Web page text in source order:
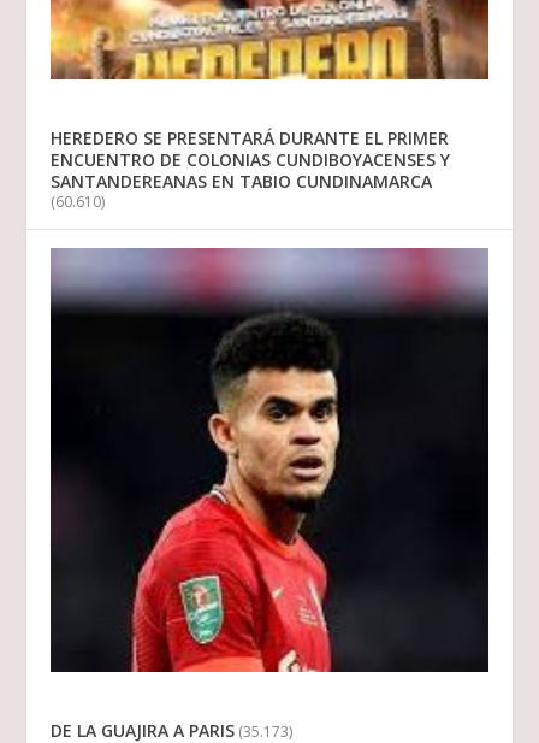
HEREDERO SE PRESENTARÁ DURANTE EL PRIMER
ENCUENTRO DE COLONIAS CUNDIBOYACENSES Y
SANTANDEREANAS EN TABIO CUNDINAMARCA
(60.610)
DE LA GUAJIRA A PARIS (35.173)